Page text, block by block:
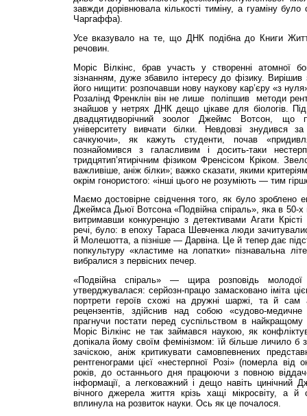
завжди дорівнювала кількості тиміну, а гуаміну було
Чаргаффа).
Усе вказувало на те, що ДНК подібна до Книги
речовин.
Моріс Вілкінс, брав участь у створенні атомної
зізнанням, дуже збавило інтересу до фізику.
його нищити: розпочавши нову наукову кар’єру «з
Розалінд Френклін він не лише поліпшив методи
знайшов у нетрях ДНК дещо цікаве для біологів.
двадцятидворічний зоолог Джеймс Вотсон, що
університету вивчати білки. Невдовзі знудився
сачкуючи», як кажуть студенти, почав
познайомився з галасливим і досить-таки
тридцятип’ятирічним фізиком Френсісом Кріком.
важливіше, аніж білки»; важко сказати, якими
окрім гонористого: «інші цього не розуміють — тим
Маємо достовірне свідчення того, як було зроблено
Джеймса Дьюї Вотсона «Подвійна спіраль», яка в 50-х
витримавши конкуренцію з детективами Агати
речі, було: в епоху Тараса Шевченка люди
й Молешотта, а пізніше — Дарвіна. Це й тепер дає
попкультуру «кластиме на лопатки» пізнавальна
вибралися з первісних печер.
«Подвійна спіраль» — щира розповідь
утверджувалася: серйозн-працю замасковано іміта
портрети героїв схожі на дружні шаржі, та й
рецензентів, здійснив над собою «судово-
прагнучи постати перед суспільством в
Моріс Вілкінс не так займався наукою, як
допікала йому своїм фемінізмом: їй більше личило б
зачіскою, аніж критикувати самовпевнених
рентгенограми цієї «нестерпної Розі» (померла від
років, до останнього дня працюючи з повною
інформації, а легковажний і дещо навіть цинічний
вічного джерела життя крізь хащі мікросвіту, а
вплинула на розвиток науки. Ось як це почалося.